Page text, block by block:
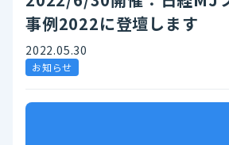
事例2022に登壇します
2022.05.30
お知らせ